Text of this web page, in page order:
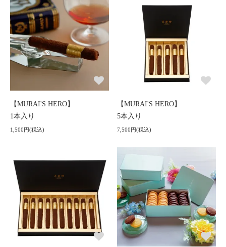
【MURAI'S HERO】
1本入り
1,500円(税込)
【MURAI'S HERO】
5本入り
7,500円(税込)